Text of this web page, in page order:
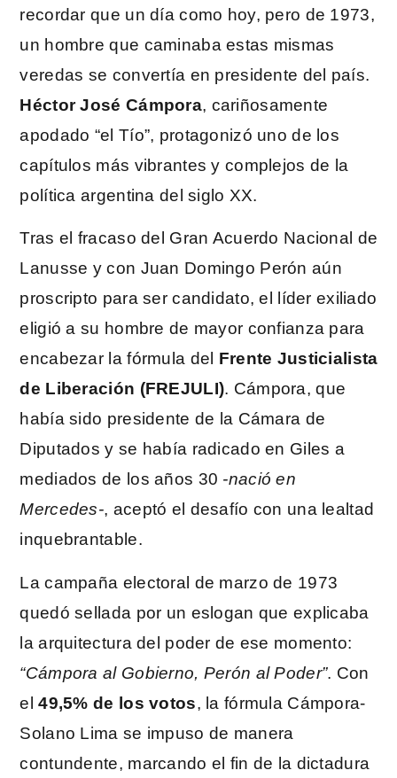
recordar que un día como hoy, pero de 1973,
un hombre que caminaba estas mismas
veredas se convertía en presidente del país.
Héctor José Cámpora, cariñosamente
apodado “el Tío”, protagonizó uno de los
capítulos más vibrantes y complejos de la
política argentina del siglo XX.
Tras el fracaso del Gran Acuerdo Nacional de
Lanusse y con Juan Domingo Perón aún
proscripto para ser candidato, el líder exiliado
eligió a su hombre de mayor confianza para
encabezar la fórmula del Frente Justicialista
de Liberación (FREJULI). Cámpora, que
había sido presidente de la Cámara de
Diputados y se había radicado en Giles a
mediados de los años 30 -nació en
Mercedes-, aceptó el desafío con una lealtad
inquebrantable.
La campaña electoral de marzo de 1973
quedó sellada por un eslogan que explicaba
la arquitectura del poder de ese momento:
“Cámpora al Gobierno, Perón al Poder”. Con
el49,5% de los votos, la fórmula Cámpora-
Solano Lima se impuso de manera
contundente, marcando el fin de la dictadura